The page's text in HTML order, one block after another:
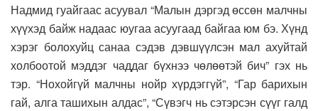
Надмид гуайгаас асуувал “Малын дэргэд өссөн малчны
хүүхэд байж надаас юугаа асуугаад байгаа юм бэ. Хүнд
хэрэг болохуйц санаа сэдэв дэвшүүлсэн мал ахуйтай
холбоотой мэддэг чаддаг бүхнээ чөлөөтэй бич” гэх нь
тэр. “Нохойгүй малчны нойр хүрдэггүй”, “Гар барихын
гай, алга ташихын алдас”, “Сүвэгч нь сэтэрсэн сүүг галд